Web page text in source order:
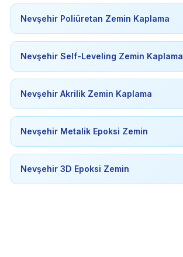
Nevşehir Poliüretan Zemin Kaplama
Nevşehir Self-Leveling Zemin Kaplama
Nevşehir Akrilik Zemin Kaplama
Nevşehir Metalik Epoksi Zemin
Nevşehir 3D Epoksi Zemin